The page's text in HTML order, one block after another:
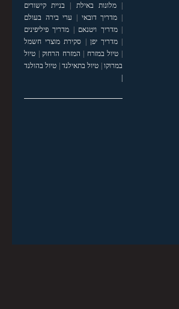
|מלונות באילת | בניית קישורים
| מדריך דובאי | ערי בירה בעולם
|מדריך ויטנאם | מדריך פיליפינים
|מדריך יפן | סקירת מוצרי חשמל
| טיול במזרח | המזרח הרחוק| טיול
במרוקו| טיול בתאילנד| טיול בהולנד
|